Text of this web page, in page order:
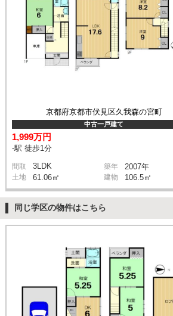
京都府京都市伏見区久我森の宮町
中古一戸建て
1,999万円
-駅 徒歩1分
間取 3LDK 築年 2007年
土地 61.06㎡ 建物 106.5㎡
同じ学区の物件はこちら